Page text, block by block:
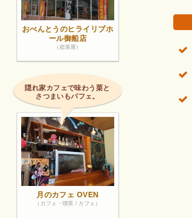
おべんとうのヒライリブホ
ール御船店
（総菜屋）
隠れ家カフェで味わう栗と
さつまいもパフェ。
月のカフェ OVEN
（カフェ・喫茶 / カフェ）